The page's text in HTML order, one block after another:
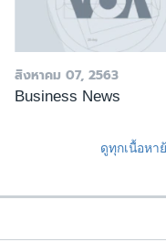
สิงหาคม 07, 2563
Business News
ดูทุกเนื้อหา